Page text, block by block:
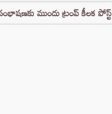
ముందు ట్రంప్ కీలక పోస్ట్